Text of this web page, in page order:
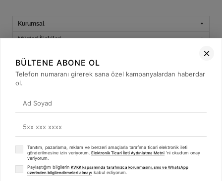
Kurumsal
Müşteri İlişkileri
Sosyal Medya
© 2019betulbabacan.com- Tüm Hakları Saklıdır.
BÜLTENE ABONE OL
Telefon numaranı girerek sana özel kampanyalardan haberdar
ol.
Tanıtım, pazarlama, reklam ve benzeri amaçlarla tarafıma ticari elektronik ileti
gönderilmesine izin veriyorum. Elektronik Ticari İleti Aydınlatma Metni 'ni okudum onay
veriyorum.
Paylaştığım bilgilerin KVKK kapsamında tarafınızca korunmasını, sms ve WhatsApp
üzerinden bilgilendirmeleri almayı kabul ediyorum.